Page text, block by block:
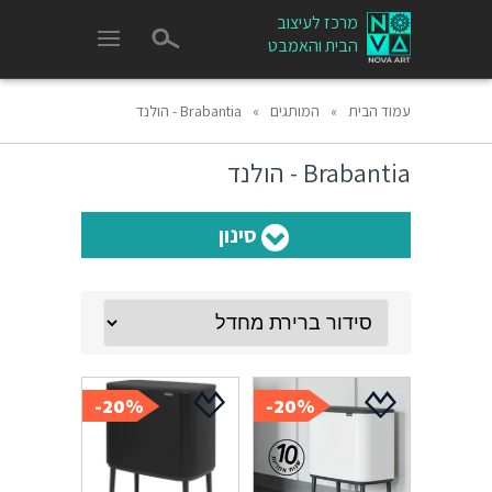
מרכז לעיצוב
הבית והאמבט
עמוד הבית » המותגים » Brabantia - הולנד
Brabantia - הולנד
סינון
20%-
20%-